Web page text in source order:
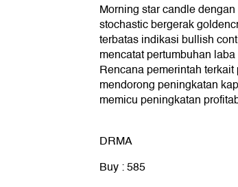
Morning star candle
stochastic bergerak
terbatas indikasi bullish
mencatat pertumbuhan
Rencana pemerintah
mendorong peningkatan
memicu peningkatan
DRMA
Buy : 585